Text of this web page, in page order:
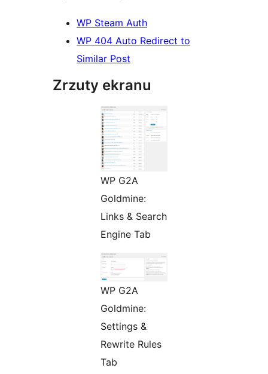
WP Steam Auth
WP 404 Auto Redirect to
Similar Post
Zrzuty ekranu
WP G2A
Goldmine:
Links & Search
Engine Tab
WP G2A
Goldmine:
Settings &
Rewrite Rules
Tab